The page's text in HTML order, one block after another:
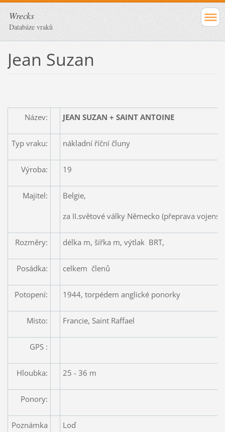
Wrecks
Databáze vraků
Jean Suzan
Název: JEAN SUZAN + SAINT ANTOINE
Typ vraku: nákladní říční čluny
Výroba: 19
Majitel: Belgie,
za II.světové války Německo (přeprava
Rozměry: délka m, šířka m, výtlak BRT,
Posádka: celkem členů
Potopení: 1944, torpédem anglické ponorky
Místo: Francie, Saint Raffael
GPS :
Hloubka: 25 - 36 m
Ponory:
Poznámka
Loď